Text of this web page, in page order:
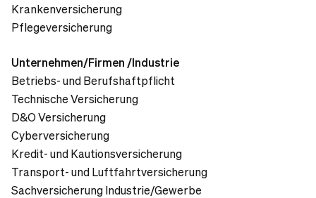
Krankenversicherung
Pflegeversicherung
Unternehmen/Firmen /Industrie
Betriebs- und Berufshaftpflicht
Technische Versicherung
D&O Versicherung
Cyberversicherung
Kredit- und Kautionsversicherung
Transport- und Luftfahrtversicherung
Sachversicherung Industrie/Gewerbe